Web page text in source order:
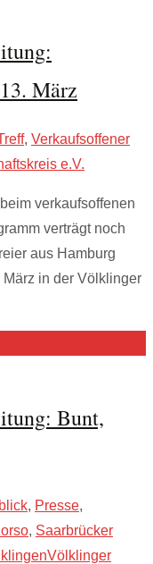
März
, Verkaufsoffener
e.V.
verkaufsoffenen
verträgt noch
aus Hamburg
in der Völklinger
Bunt,
, Presse,
, Saarbrücker
Völklinger